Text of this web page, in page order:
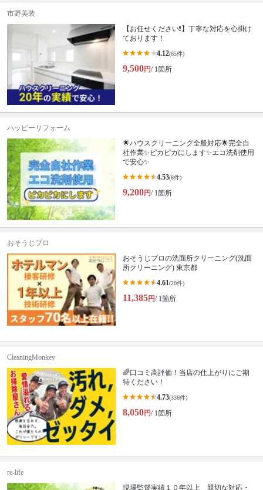
市野美装
【お任せください❗️】丁寧な対応を心掛け
ております！
4.12(65件)
9,500円/ 1箇所
ハッピーリフォーム
🌟ハウスクリーニング全般対応🌟完全自
社作業✨️ピカピカにします✨️エコ洗剤使用
で安心✨
4.53(8件)
9,200円/ 1箇所
おそうじプロ
おそうじプロの洗面所クリーニング(洗面
所クリーニング) 東京都
4.61(20件)
11,385円/ 1箇所
CleaningMonkey
🌈口コミ高評価！当店の仕上がりにご期
待ください！
4.73(336件)
8,050円/ 1箇所
re-life
現場監督実績１０年以上 親切な対応・